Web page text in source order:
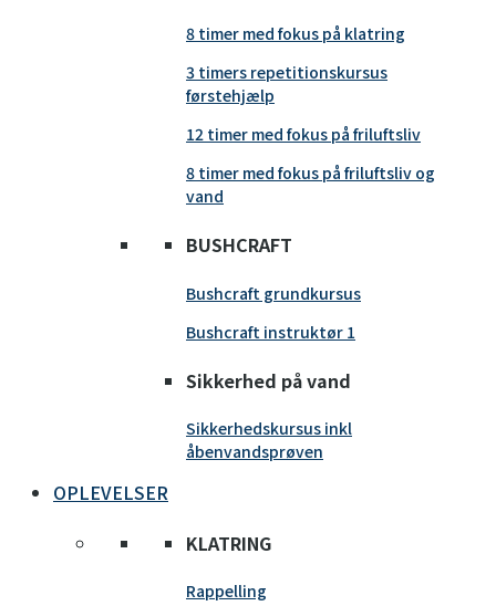
8 timer med fokus på klatring
3 timers repetitionskursus
førstehjælp
12 timer med fokus på friluftsliv
8 timer med fokus på friluftsliv og
vand
BUSHCRAFT
Bushcraft grundkursus
Bushcraft instruktør 1
Sikkerhed på vand
Sikkerhedskursus inkl
åbenvandsprøven
OPLEVELSER
KLATRING
Rappelling